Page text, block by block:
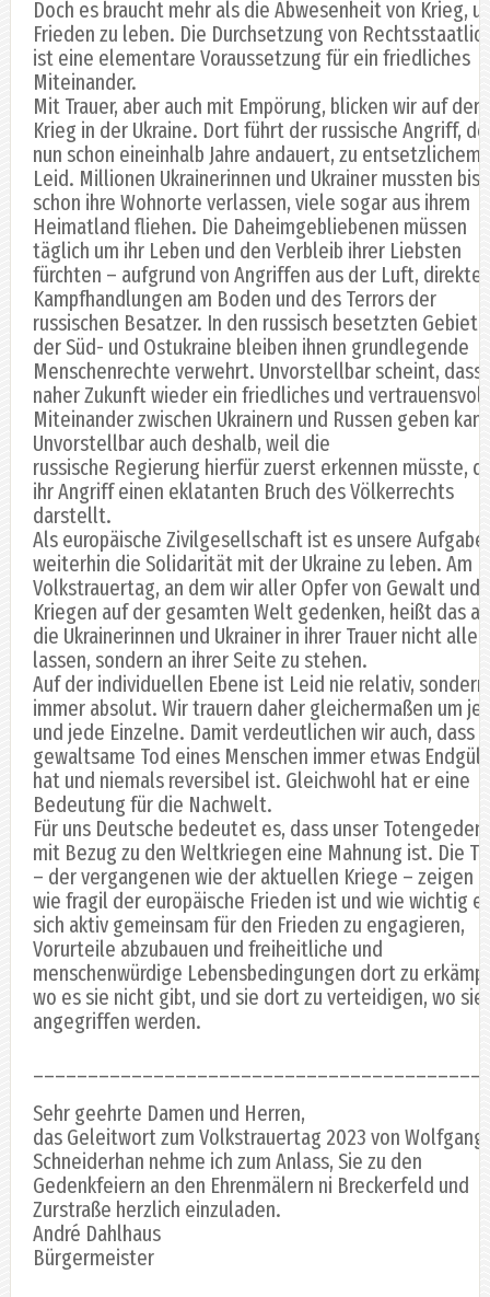
Doch es braucht mehr als die Abwesenheit von Krieg,
Frieden zu leben. Die Durchsetzung von
ist eine elementare Voraussetzung für ein friedliches
Miteinander.
Mit Trauer, aber auch mit Empörung, blicken wir auf den
Krieg in der Ukraine. Dort führt der russische Angriff,
nun schon eineinhalb Jahre andauert, zu entsetzlichem
Leid. Millionen Ukrainerinnen und Ukrainer mussten
schon ihre Wohnorte verlassen, viele sogar aus ihrem
Heimatland fliehen. Die Daheimgebliebenen müssen
täglich um ihr Leben und den Verbleib ihrer Liebsten
fürchten – aufgrund von Angriffen aus der Luft,
Kampfhandlungen am Boden und des Terrors der
russischen Besatzer. In den russisch besetzten
der Süd- und Ostukraine bleiben ihnen grundlegende
Menschenrechte verwehrt. Unvorstellbar scheint, dass
naher Zukunft wieder ein friedliches und
Miteinander zwischen Ukrainern und Russen geben
Unvorstellbar auch deshalb, weil die
russische Regierung hierfür zuerst erkennen müsste,
ihr Angriff einen eklatanten Bruch des Völkerrechts
darstellt.
Als europäische Zivilgesellschaft ist es unsere Aufgabe,
weiterhin die Solidarität mit der Ukraine zu leben. Am
Volkstrauertag, an dem wir aller Opfer von Gewalt und
Kriegen auf der gesamten Welt gedenken, heißt das
die Ukrainerinnen und Ukrainer in ihrer Trauer nicht
lassen, sondern an ihrer Seite zu stehen.
Auf der individuellen Ebene ist Leid nie relativ, sondern
immer absolut. Wir trauern daher gleichermaßen um
und jede Einzelne. Damit verdeutlichen wir auch, dass
gewaltsame Tod eines Menschen immer etwas
hat und niemals reversibel ist. Gleichwohl hat er eine
Bedeutung für die Nachwelt.
Für uns Deutsche bedeutet es, dass unser
mit Bezug zu den Weltkriegen eine Mahnung ist. Die
– der vergangenen wie der aktuellen Kriege – zeigen
wie fragil der europäische Frieden ist und wie wichtig
sich aktiv gemeinsam für den Frieden zu engagieren,
Vorurteile abzubauen und freiheitliche und
menschenwürdige Lebensbedingungen dort zu
wo es sie nicht gibt, und sie dort zu verteidigen, wo sie
angegriffen werden.
Sehr geehrte Damen und Herren,
das Geleitwort zum Volkstrauertag 2023 von Wolfgang
Schneiderhan nehme ich zum Anlass, Sie zu den
Gedenkfeiern an den Ehrenmälern ni Breckerfeld und
Zurstraße herzlich einzuladen.
André Dahlhaus
Bürgermeister